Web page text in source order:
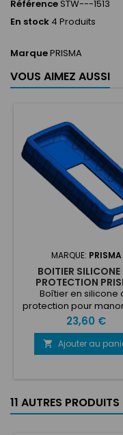
Référence STW---1513
En stock 4 Produits
MarquePRISMA
VOUS AIMEZ AUSSI
MARQUE: PRISMA
BOITIER SILICONE
PROTECTION
Boîtier en silicone
protection pour
Video de
Prix
23,60 €
 Ajouter au
11 AUTRES